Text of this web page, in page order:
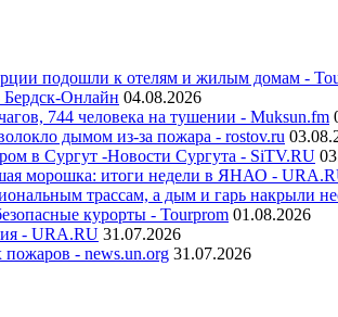
подошли к отелям и жилым домам -
Онлайн 04.08.2026
744 человека на тушении - Muksun.fm
дымом из-за пожара - rostov.ru
в Сургут -Новости Сургута - SiTV.RU
морошка: итоги недели в ЯНАО -
трассам, а дым и гарь накрыли
курорты - Tourprom 01.08.2026
- URA.RU 31.07.2026
пожаров - news.un.org 31.07.2026